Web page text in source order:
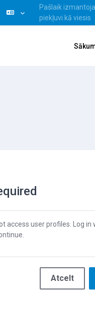
meklēšanas ievadi
Pašlaik
piekļuvi kā viesis
access user profiles. Log in
Atcelt